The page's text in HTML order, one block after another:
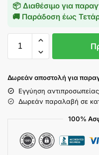
📦 Διαθέσιμο για
🚚 Παράδοση έως
Δωρεάν αποστολή για
Εγγύηση αντιπροσωπείας
Δωρεάν παραλαβή σε
100%